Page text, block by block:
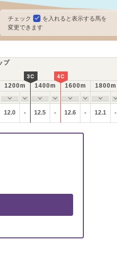
チェック
を入れると表示する馬を
変更できます
プ
1200m
3C
1400m
4C
1600m 1800m
12.0 - 12.5 - 12.6 - 12.1 -